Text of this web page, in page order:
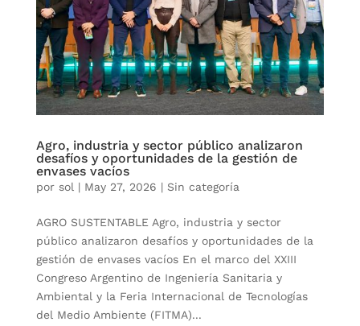
Agro, industria y sector público analizaron
desafíos y oportunidades de la gestión de
envases vacíos
por sol| May 27, 2026 | Sin categoría
AGRO SUSTENTABLE Agro, industria y sector
público analizaron desafíos y oportunidades de la
gestión de envases vacíos En el marco del XXIII
Congreso Argentino de Ingeniería Sanitaria y
Ambiental y la Feria Internacional de Tecnologías
del Medio Ambiente (FITMA)...